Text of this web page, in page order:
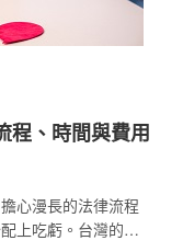
程、時間與費用
心漫長的法律流程
上吃虧。台灣的離